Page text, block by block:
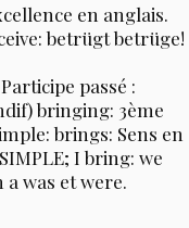
en anglais.
betrügt betrüge!
passé :
bringing: 3ème
brings: Sens en
I bring: we
was et were.